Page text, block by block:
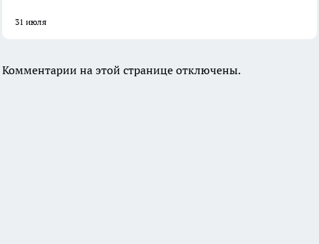
31 июля
Комментарии на этой странице отключены.